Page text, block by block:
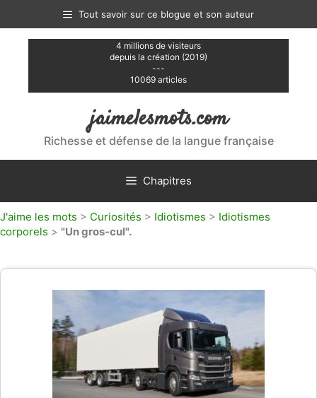
contenu
Tout savoir sur ce blogue et son auteur
4 millions de visiteurs
depuis la création (2019)
---
10069 articles
jaimelesmots.com
Richesse et défense de la langue française
Chapitres
J'aime les mots > Curiosités > Idiotismes > Idiotismes
corporels > "Un gros-cul".